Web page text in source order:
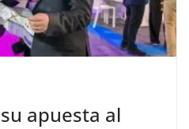
apuesta al